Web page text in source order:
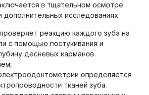
в тщательном осмотре
дополнительных исследованиях:
реакцию каждого зуба на
с помощью постукивания и
десневых карманов
определяется
тканей зуба.